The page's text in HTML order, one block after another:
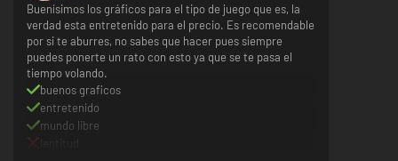
Buenísimos los gráficos para el tipo de juego que es, la
verdad esta entretenido para el precio. Es recomendable
por si te aburres, no sabes que hacer pues siempre
puedes ponerte un rato con esto ya que se te pasa el
tiempo volando.
buenos graficos
entretenido
mundo libre